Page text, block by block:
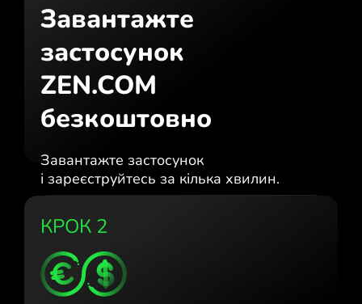
Завантажте
застосунок
ZEN.COM
безкоштовно
Завантажте застосунок
і зареєструйтесь за кілька хвилин.
КРОК 2